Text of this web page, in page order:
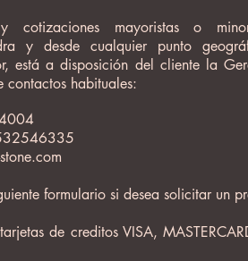
cotizaciones mayoristas o
y desde cualquier punto
está a disposición del cliente la
contactos habituales:
formulario si desea solicitar un
de creditos VISA,